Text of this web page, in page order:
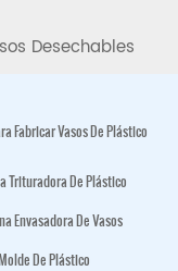
Desechables
Fabricar Vasos De Plástico
Trituradora De Plástico
Envasadora De Vasos
De Plástico